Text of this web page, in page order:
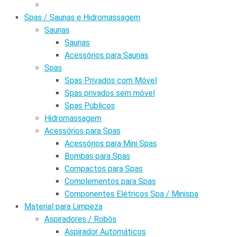
Spas / Saunas e Hidromassagem
Saunas
Saunas
Acessórios para Saunas
Spas
Spas Privados com Móvel
Spas privados sem móvel
Spas Públicos
Hidromassagem
Acessórios para Spas
Acessórios para Mini Spas
Bombas para Spas
Compactos para Spas
Complementos para Spas
Componentes Elétricos Spa / Minispa
Material para Limpeza
Aspiradores / Robôs
Aspirador Automáticos